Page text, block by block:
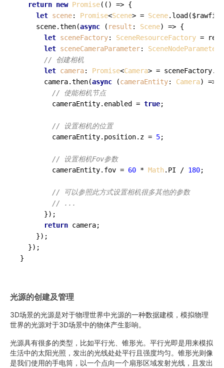
return new Promise( () => {
let scene: Promise<Scene> = Scene. load
    scene.
then(async ( result : Scene) => {
let sceneFactory: SceneResourceFactory =
let sceneCameraParameter: SceneNodeParameters
// 创建相机
let camera: Promise<Camera> = sceneFactory.
      camera.
then(async (cameraEntity: Camera) => {
// 使能相机节点
        cameraEntity.
enabled = true;
// 设置相机的位置
        cameraEntity.
position. z = 5;
// 设置相机Fov参数
        cameraEntity.
fov = 60 * Math. PI / 180;
// 可以参照此方式设置相机很多其他的参数
// ...
      });
return camera;
    });
  });
光源的创建及管理
3D场景的光源是对于物理世界中光源的一种数据建模，模拟物理
世界的光源对于3D场景中的物体产生影响。
光源具有很多的类型，比如平行光、锥形光。平行光即是用来模拟
生活中的太阳光照，发出的光线处处平行且强度均匀。锥形光则像
是我们使用的手电筒，以一个点向一个扇形区域发射光线，且发出